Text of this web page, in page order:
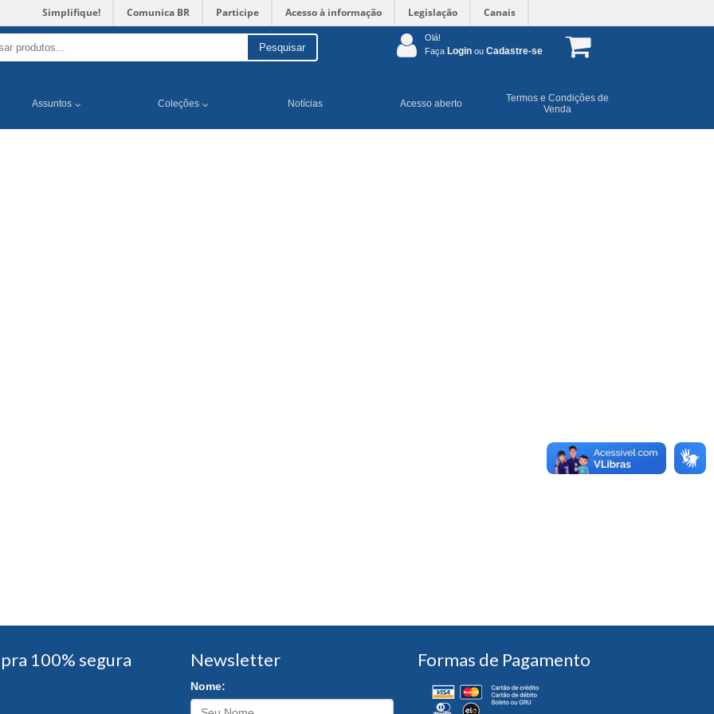
Simplifique! Comunica BR Participe Acesso à informação Legislação Canais
Pesquisar
Olá!
Faça Login ou Cadastre-se
Assuntos Coleções Notícias Acesso aberto
Termos e Condições de
Venda
100% segura Newsletter
Nome:
Formas de Pagamento